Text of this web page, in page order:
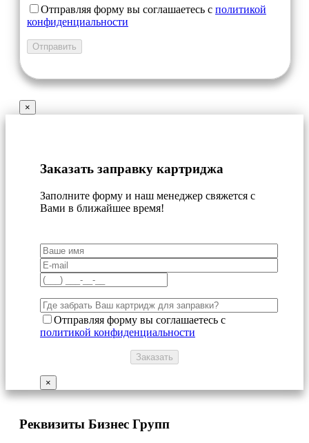
Отправляя форму вы соглашаетесь с политикой
конфиденциальности
×
Заказать заправку картриджа
Заполните форму и наш менеджер свяжется с
Вами в ближайшее время!
Отправляя форму вы соглашаетесь с
политикой конфиденциальности
×
Реквизиты Бизнес Групп